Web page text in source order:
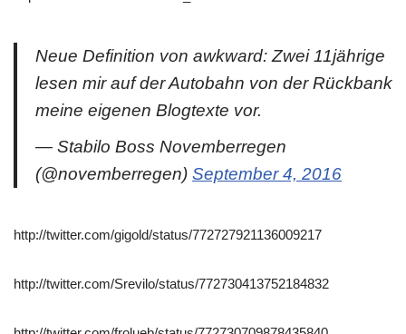
Neue Definition von awkward: Zwei 11jährige
lesen mir auf der Autobahn von der Rückbank
meine eigenen Blogtexte vor.
— Stabilo Boss Novemberregen
(@novemberregen) September 4, 2016
http://twitter.com/gigold/status/772727921136009217
http://twitter.com/Srevilo/status/772730413752184832